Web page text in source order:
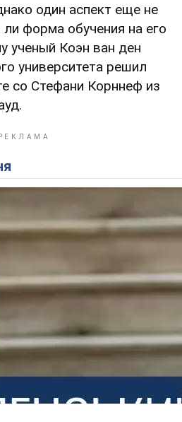
один аспект еще не
форма обучения на его
ученый Коэн ван ден
университета решил
со Стефани Корннеф из